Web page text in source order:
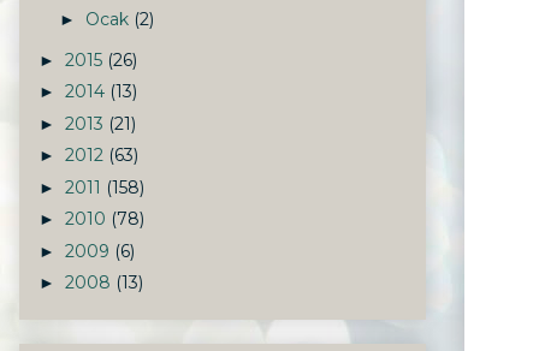
► Ocak (2)
► 2015 (26)
► 2014 (13)
► 2013 (21)
► 2012 (63)
► 2011 (158)
► 2010 (78)
► 2009 (6)
► 2008 (13)